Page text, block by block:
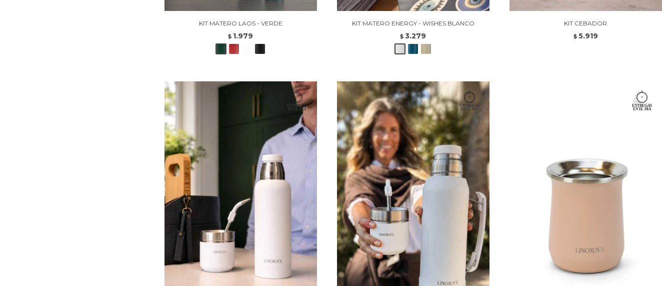
KIT MATERO LAOS - VERDE
$ 1.979
KIT MATERO ENERGY - WISHES BLANCO
$ 3.279
KIT CEBADOR
$ 5.919